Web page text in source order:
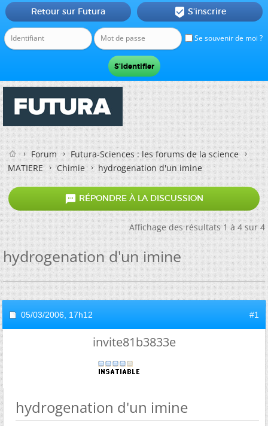
Se souvenir de moi ?
Retour sur Futura  S'inscrire
Forum
Futura-Sciences : les forums de la science
MATIERE
Chimie hydrogenation d'un imine
 RÉPONDRE À LA DISCUSSION
Affichage des résultats 1 à 4 sur 4
hydrogenation d'un imine
05/03/2006, 17h12 #1
invite81b3833e
hydrogenation d'un imine